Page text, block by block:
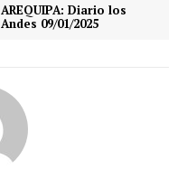
AREQUIPA: Diario los
Andes 09/01/2025